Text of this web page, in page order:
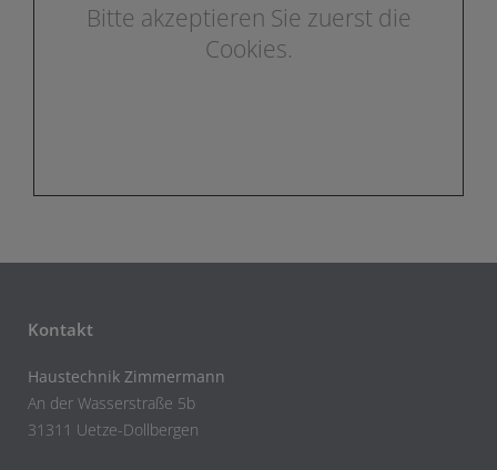
Bitte akzeptieren Sie zuerst die
Cookies.
Kontakt
Haustechnik Zimmermann
An der Wasserstraße 5b
31311 Uetze-Dollbergen